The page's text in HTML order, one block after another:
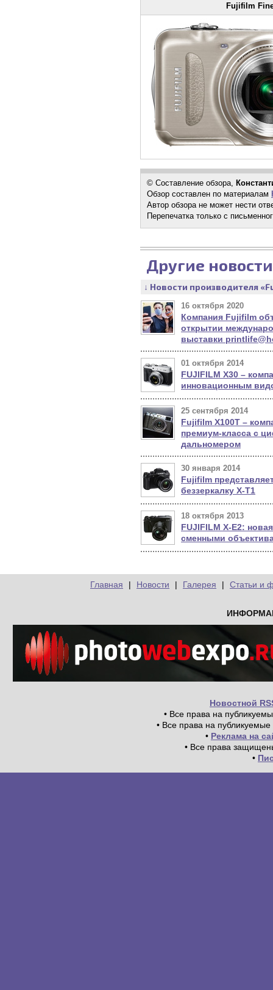
Fujifilm
© Составление обзора,
Обзор составлен по материалам
Автор обзора не может нести
Перепечатка только с
Другие
↓ Новости производителя
16 октября 2020
Компания Fujifilm
открытии
выставки
01 октября 2014
FUJIFILM X30 –
инновационным
25 сентября 2014
Fujifilm Х100Т –
премиум-класса с
дальномером
30 января 2014
Fujifilm
беззеркалку X-T1
18 октября 2013
FUJIFILM X-E2:
сменными
Главная | Новости | Галерея | Статьи и
Новостной
• Все права на
• Все права на
• Реклама на
• Все права
•